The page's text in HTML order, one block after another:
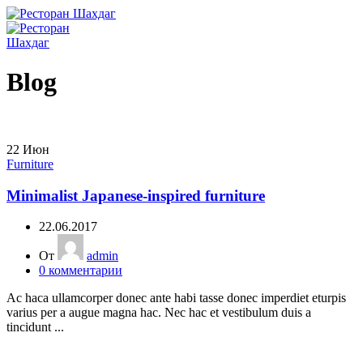
Blog
22 Июн
Furniture
Minimalist Japanese-inspired furniture
22.06.2017
От
admin
0 комментарии
Ac haca ullamcorper donec ante habi tasse donec imperdiet eturpis
varius per a augue magna hac. Nec hac et vestibulum duis a
tincidunt ...